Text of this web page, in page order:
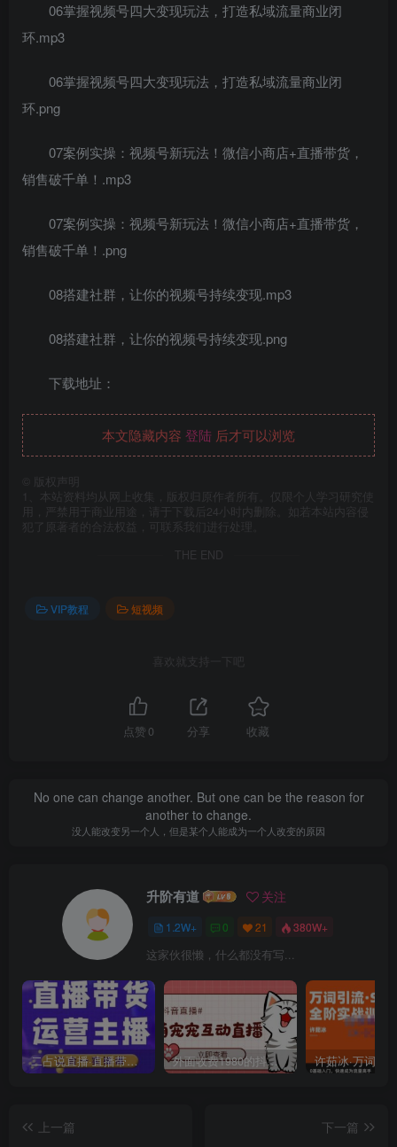
06掌握视频号四大变现玩法，打造私域流量商业闭
环.mp3
06掌握视频号四大变现玩法，打造私域流量商业闭
环.png
07案例实操：视频号新玩法！微信小商店+直播带货，
销售破千单！.mp3
07案例实操：视频号新玩法！微信小商店+直播带货，
销售破千单！.png
08搭建社群，让你的视频号持续变现.mp3
08搭建社群，让你的视频号持续变现.png
下载地址：
本文隐藏内容 登陆 后才可以浏览
版权声明
1、本站资料均从网上收集，版权归原作者所有。仅限个人学习研究使
用，严禁用于商业用途，请于下载后24小时内删除。如若本站内容侵
犯了原著者的合法权益，可联系我们进行处理。
THE END
VIP教程 短视频
喜欢就支持一下吧
点赞 0 分享 收藏
No one can change another. But one can be the reason for
another to change.
没人能改变另一个人，但是某个人能成为一个人改变的原因
升阶有道 关注
1.2W+ 0 21 380W+
这家伙很懒，什么都没有写...
二占说直播·直播带货主播运营课程，主播运营二合一实操课 外面收费1980的抖音萌宠宠直播项目，可虚拟人直播，抖音报白，实时互动直播【软件+详细教程】
上一篇
下一篇